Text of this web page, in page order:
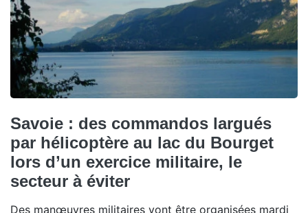
Savoie : des commandos largués
par hélicoptère au lac du Bourget
lors d’un exercice militaire, le
secteur à éviter
Des manœuvres militaires vont être organisées mardi